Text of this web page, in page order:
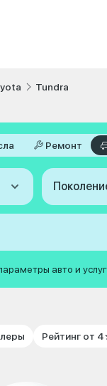
Tundra
Ремонт
авто и
Рейтинг от